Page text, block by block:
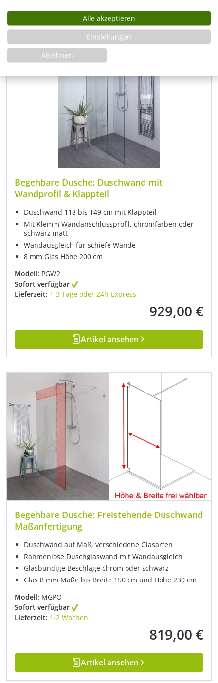
Begehbare Dusche: Duschwand mit
Wandprofil & Klappteil
Duschwand 118 bis 149 cm mit Klappteil
Mit Klemm Wandanschlussprofil, chromfarben oder
schwarz matt
Wandausgleich für schiefe Wände
8 mm Glas Höhe 200 cm
Modell: PGW2
Sofort verfügbar
Lieferzeit: 1-3 Tage oder 24h-Express
Regulärer Preis:
929,00 €
Artikel ansehen
Begehbare Dusche: Freistehende Duschwand
Maßanfertigung
Duschwand auf Maß, verschiedene Glasarten
Rahmenlose Duschglaswand mit Wandausgleich
Glasbündige Beschläge chrom oder schwarz
Glas 8 mm Maße bis Breite 150 cm und Höhe 230 cm
Modell: MGPO
Sofort verfügbar
Lieferzeit: 1-2 Wochen
Regulärer Preis:
819,00 €
Artikel ansehen
Alle akzeptieren
Einstellungen
Ablehnen